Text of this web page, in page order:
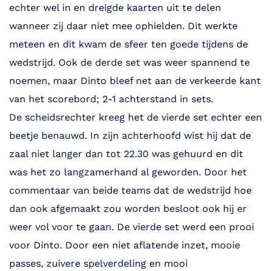
echter wel in en dreigde kaarten uit te delen
wanneer zij daar niet mee ophielden. Dit werkte
meteen en dit kwam de sfeer ten goede tijdens de
wedstrijd. Ook de derde set was weer spannend te
noemen, maar Dinto bleef net aan de verkeerde kant
van het scorebord; 2-1 achterstand in sets.
De scheidsrechter kreeg het de vierde set echter een
beetje benauwd. In zijn achterhoofd wist hij dat de
zaal niet langer dan tot 22.30 was gehuurd en dit
was het zo langzamerhand al geworden. Door het
commentaar van beide teams dat de wedstrijd hoe
dan ook afgemaakt zou worden besloot ook hij er
weer vol voor te gaan. De vierde set werd een prooi
voor Dinto. Door een niet aflatende inzet, mooie
passes, zuivere spelverdeling en mooi